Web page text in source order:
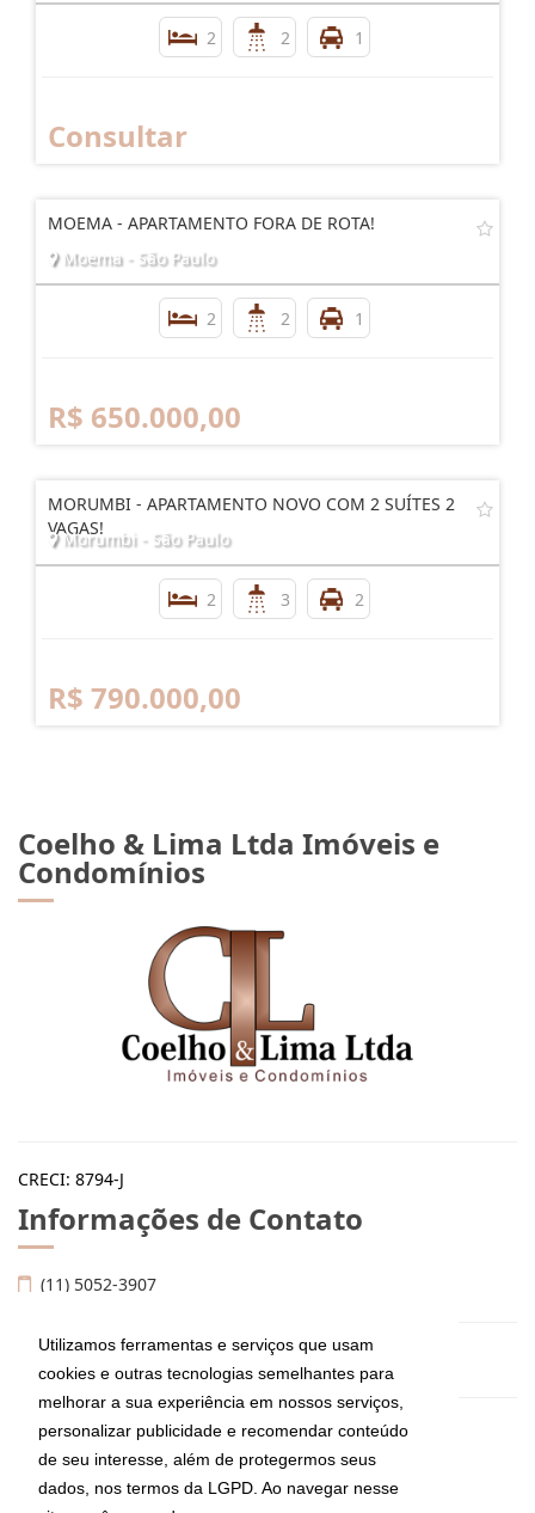
Utilizamos ferramentas e serviços que usam
cookies e outras tecnologias semelhantes para
melhorar a sua experiência em nossos serviços,
personalizar publicidade e recomendar conteúdo
de seu interesse, além de protegermos seus
dados, nos termos da LGPD. Ao navegar nesse
2 2 1
Consultar
MOEMA - APARTAMENTO FORA DE ROTA!
Moema - São Paulo
2 2 1
R$ 650.000,00
MORUMBI - APARTAMENTO NOVO COM 2 SUÍTES 2
VAGAS!
Morumbi - São Paulo
2 3 2
R$ 790.000,00
Coelho & Lima Ltda Imóveis e
Condomínios
CRECI: 8794-J
Informações de Contato
(11) 5052-3907
imoveis@coelhoelima.com.br
Coelho & Lima Ltda Imóveis e Condomínios
Av. Moema, 667, Moema
São Paulo - São Paulo